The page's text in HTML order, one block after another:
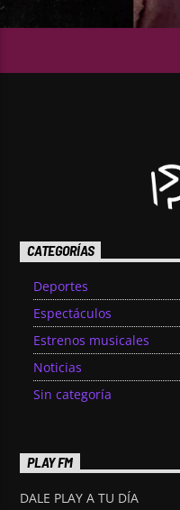
CATEGORÍAS
Deportes
Espectáculos
Estrenos musicales
Noticias
Sin categoría
PLAY FM
DALE PLAY A TU DÍA